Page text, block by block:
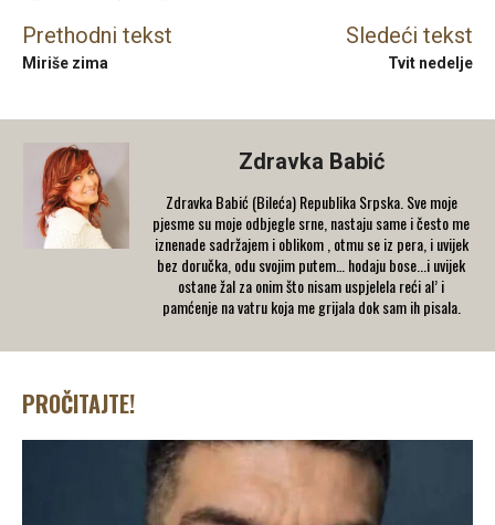
Prethodni tekst
Miriše zima
Sledeći tekst
Tvit nedelje
Zdravka Babić
Zdravka Babić (Bileća) Republika Srpska. Sve moje
pjesme su moje odbjegle srne, nastaju same i često me
iznenade sadržajem i oblikom , otmu se iz pera, i uvijek
bez doručka, odu svojim putem… hodaju bose...i uvijek
ostane žal za onim što nisam uspjelela reći al’ i
pamćenje na vatru koja me grijala dok sam ih pisala.
PROČITAJTE!